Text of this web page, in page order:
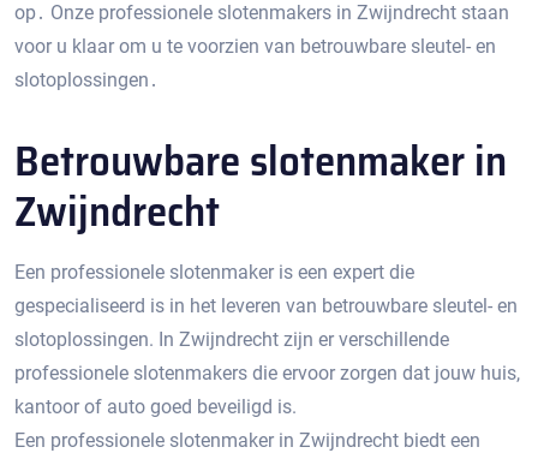
op․ Onze professionele slotenmakers in Zwijndrecht staan
voor u klaar om u te voorzien van betrouwbare sleutel- en
slotoplossingen․
Betrouwbare slotenmaker in
Zwijndrecht
Een professionele slotenmaker is een expert die
gespecialiseerd is in het leveren van betrouwbare sleutel- en
slotoplossingen. In Zwijndrecht zijn er verschillende
professionele slotenmakers die ervoor zorgen dat jouw huis,
kantoor of auto goed beveiligd is.​
Een professionele slotenmaker in Zwijndrecht biedt een